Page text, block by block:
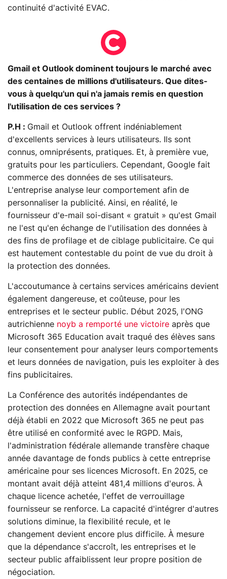
continuité d'activité EVAC.
Gmail et Outlook dominent toujours le marché avec
des centaines de millions d'utilisateurs. Que dites-
vous à quelqu'un qui n'a jamais remis en question
l'utilisation de ces services ?
P.H : Gmail et Outlook offrent indéniablement
d'excellents services à leurs utilisateurs. Ils sont
connus, omniprésents, pratiques. Et, à première vue,
gratuits pour les particuliers. Cependant, Google fait
commerce des données de ses utilisateurs.
L'entreprise analyse leur comportement afin de
personnaliser la publicité. Ainsi, en réalité, le
fournisseur d'e-mail soi-disant « gratuit » qu'est Gmail
ne l'est qu'en échange de l'utilisation des données à
des fins de profilage et de ciblage publicitaire. Ce qui
est hautement contestable du point de vue du droit à
la protection des données.
L'accoutumance à certains services américains devient
également dangereuse, et coûteuse, pour les
entreprises et le secteur public. Début 2025, l'ONG
autrichienne noyb a remporté une victoire après que
Microsoft 365 Education avait traqué des élèves sans
leur consentement pour analyser leurs comportements
et leurs données de navigation, puis les exploiter à des
fins publicitaires.
La Conférence des autorités indépendantes de
protection des données en Allemagne avait pourtant
déjà établi en 2022 que Microsoft 365 ne peut pas
être utilisé en conformité avec le RGPD. Mais,
l'administration fédérale allemande transfère chaque
année davantage de fonds publics à cette entreprise
américaine pour ses licences Microsoft. En 2025, ce
montant avait déjà atteint 481,4 millions d'euros. À
chaque licence achetée, l'effet de verrouillage
fournisseur se renforce. La capacité d'intégrer d'autres
solutions diminue, la flexibilité recule, et le
changement devient encore plus difficile. À mesure
que la dépendance s'accroît, les entreprises et le
secteur public affaiblissent leur propre position de
négociation.